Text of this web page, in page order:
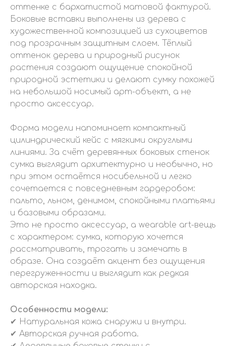
оттенке с бархатистой матовой фактурой.
Боковые вставки выполнены из дерева с
художественной композицией из сухоцветов
под прозрачным защитным слоем. Тёплый
оттенок дерева и природный рисунок
растения создают ощущение спокойной
природной эстетики и делают сумку похожей
на небольшой носимый арт-объект, а не
просто аксессуар.
Форма модели напоминает компактный
цилиндрический кейс с мягкими округлыми
линиями. За счёт деревянных боковых стенок
сумка выглядит архитектурно и необычно, но
при этом остаётся носибельной и легко
сочетается с повседневным гардеробом:
пальто, льном, денимом, спокойными платьями
и базовыми образами.
Это не просто аксессуар, а wearable art-вещь
с характером: сумка, которую хочется
рассматривать, трогать и замечать в
образе. Она создаёт акцент без ощущения
перегруженности и выглядит как редкая
авторская находка.
Особенности модели:
✔ Натуральная кожа снаружи и внутри.
✔ Авторская ручная работа.